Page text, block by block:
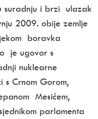
suradnju i brzi ulazak
2009. obije zemlje
boravka
je ugovor s
nuklearne
s Crnom Gorom,
Mesićem,
parlamenta